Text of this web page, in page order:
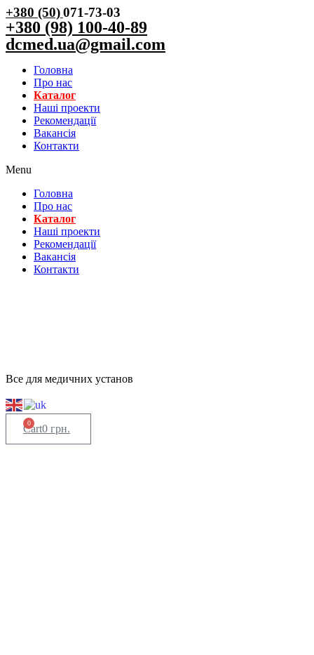
+380 (50)071-73-03
+380 (98) 100-40-89
dcmed.ua@gmail.com
Головна
Про нас
Каталог
Нашi проекти
Рекомендації
Вакансiя
Контакти
Menu
Головна
Про нас
Каталог
Нашi проекти
Рекомендації
Вакансiя
Контакти
Все для медичних установ
0 грн.
0
Cart